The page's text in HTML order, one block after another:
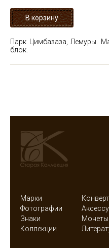
Парк Цимбазаза, Лемуры.
блок.
Марки
Фотографии
Знаки
Монеты
Коллекции